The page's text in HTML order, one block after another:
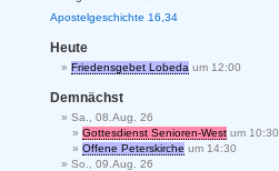
Apostelgeschichte 16,34
Heute
Friedensgebet Lobeda um 12:00
Demnächst
Sa., 08.Aug. 26
Gottesdienst Senioren-West um 10:30
Offene Peterskirche um 14:30
So., 09.Aug. 26